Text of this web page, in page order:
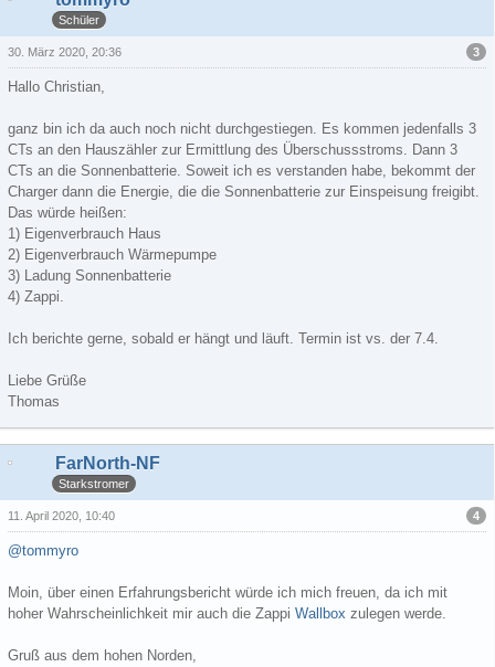
Schüler
3
30. März 2020, 20:36
Hallo Christian,
ganz bin ich da auch noch nicht durchgestiegen. Es kommen jedenfalls 3
CTs an den Hauszähler zur Ermittlung des Überschussstroms. Dann 3
CTs an die Sonnenbatterie. Soweit ich es verstanden habe, bekommt der
Charger dann die Energie, die die Sonnenbatterie zur Einspeisung freigibt.
Das würde heißen:
1) Eigenverbrauch Haus
2) Eigenverbrauch Wärmepumpe
3) Ladung Sonnenbatterie
4) Zappi.
Ich berichte gerne, sobald er hängt und läuft. Termin ist vs. der 7.4.
Liebe Grüße
Thomas
FarNorth-NF
Starkstromer
4
11. April 2020, 10:40
@tommyro
Moin, über einen Erfahrungsbericht würde ich mich freuen, da ich mit
hoher Wahrscheinlichkeit mir auch die Zappi Wallbox zulegen werde.
Gruß aus dem hohen Norden,